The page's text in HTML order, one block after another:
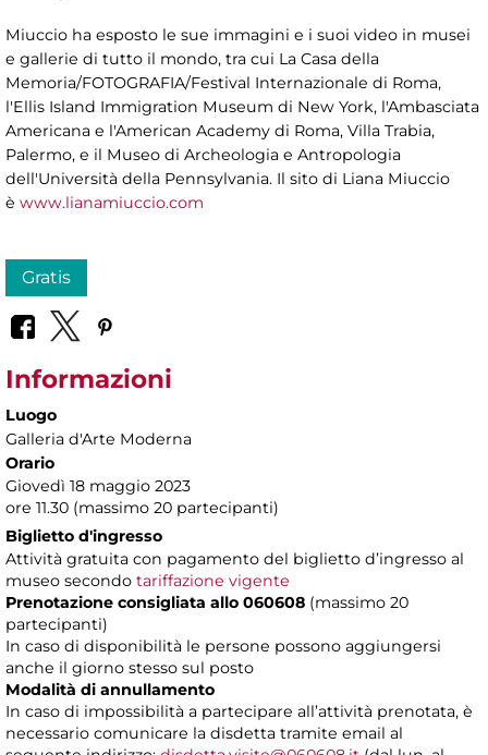
Miuccio ha esposto le sue immagini e i suoi video in musei
e gallerie di tutto il mondo, tra cui La Casa della
Memoria/FOTOGRAFIA/Festival Internazionale di Roma,
l'Ellis Island Immigration Museum di New York, l'Ambasciata
Americana e l'American Academy di Roma, Villa Trabia,
Palermo, e il Museo di Archeologia e Antropologia
dell'Università della Pennsylvania. Il sito di Liana Miuccio
è www.lianamiuccio.com
Gratis
Informazioni
Luogo
Galleria d'Arte Moderna
Orario
Giovedì 18 maggio 2023
ore 11.30 (massimo 20 partecipanti)
Biglietto d'ingresso
Attività gratuita con pagamento del biglietto d’ingresso al
museo secondo tariffazione vigente
Prenotazione consigliata allo 060608 (massimo 20
partecipanti)
In caso di disponibilità le persone possono aggiungersi
anche il giorno stesso sul posto
Modalità di annullamento
In caso di impossibilità a partecipare all’attività prenotata, è
necessario comunicare la disdetta tramite email al